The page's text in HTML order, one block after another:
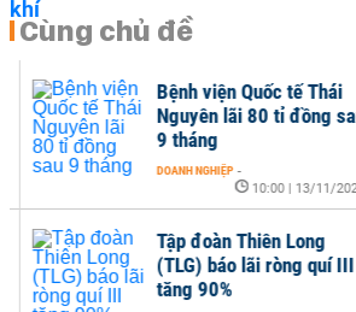
Cùng chủ đề
Bệnh viện Quốc tế Thái
Nguyên lãi 80 tỉ đồng sau
9 tháng
DOANH NGHIỆP -
10:00 | 13/11/2020
Tập đoàn Thiên Long
(TLG) báo lãi ròng quí III
tăng 90%